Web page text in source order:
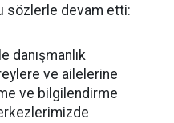
sözlerle devam etti:
danışmanlık
ve ailelerine
ve bilgilendirme